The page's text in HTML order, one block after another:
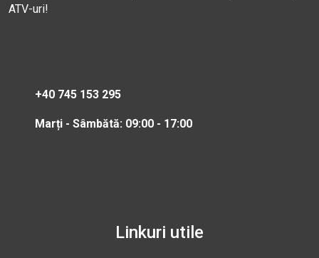
ATV-uri!
+40 745 153 295
Marți - Sâmbătă: 09:00 - 17:00
Linkuri utile